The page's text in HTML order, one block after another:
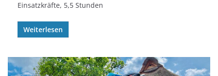
Einsatzkräfte, 5,5 Stunden
Weiterlesen